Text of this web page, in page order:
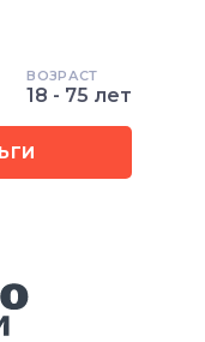
ВОЗРАСТ
18 - 75 лет